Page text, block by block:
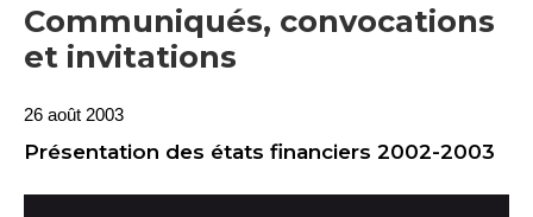
Communiqués, convocations
et invitations
26 août 2003
Présentation des états financiers 2002-2003